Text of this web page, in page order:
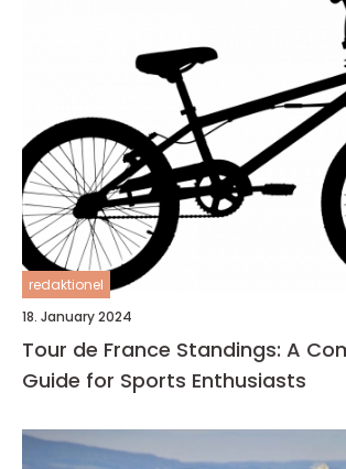
redaktionel
18. January 2024
Tour de France Standings: A
Guide for Sports Enthusiasts